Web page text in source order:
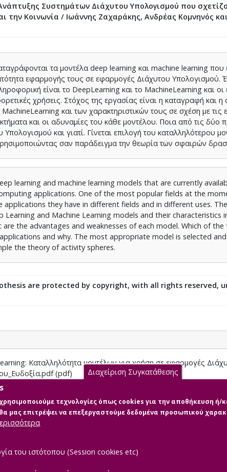
Συστημάτων Διάχυτου Υπολογισμού που
την Κοινωνία / Ιωάννης Ζαχαράκης, Ανδρέας Κομνηνός
τα μοντέλα deep learning και machine learning που
εφαρμογής τους σε εφαρμογές Διάχυτου Υπολογισμού.
είναι το DeepLearning και το MachineLearning και
χρήσεις. Στόχος της εργασίας είναι η καταγραφή και η
και των χαρακτηριστικών τους σε σχέση με τις
και οι αδυναμίες του κάθε μοντέλου. Ποια από τις δύο
και γιατί. Γίνεται επιλογή του καταλληλότερου
σαν παράδειγμα την θεωρία των σφαιρών
learning and machine learning models that are currently
applications. One of the most popular fields at the
applications they have in different fields and in different uses.
and Machine Learning models and their characteristics
the advantages and weaknesses of each model. Which of
and why. The most appropriate model is selected
the theory of activity spheres.
are protected by copyright, with all rights reserved,
Καταλληλότητα μοντέλων για χρήση σε εφαρμογές
(pdf)
Διαχείριση Συγκατάθεσης
τεχνολογίες όπως cookies για την αποθήκευση
μας επιτρέψει να επεξεργαστούμε δεδομένα προσωπικού
του ιστότοπου (Session cookies etc)